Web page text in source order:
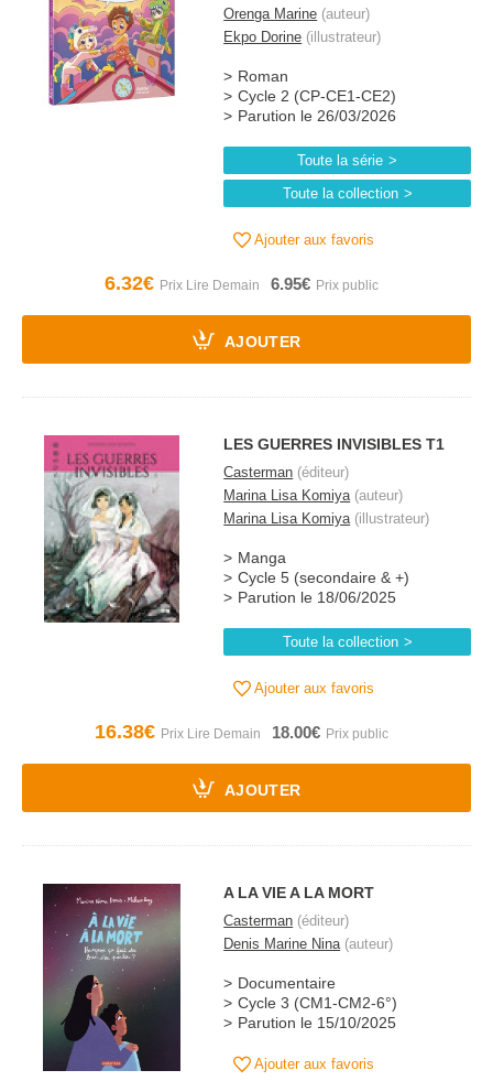
Orenga Marine (auteur)
Ekpo Dorine (illustrateur)
Roman
Cycle 2 (CP-CE1-CE2)
Parution le 26/03/2026
Toute la série
Toute la collection
Ajouter aux favoris
6.32€ 6.95€
AJOUTER
LES GUERRES INVISIBLES T1
Casterman (éditeur)
Marina Lisa Komiya(auteur)
Marina Lisa Komiya(illustrateur)
Manga
Cycle 5 (secondaire & +)
Parution le 18/06/2025
Toute la collection
Ajouter aux favoris
16.38€ 18.00€
AJOUTER
A LA VIE A LA MORT
Casterman (éditeur)
Denis Marine Nina(auteur)
Documentaire
Cycle 3 (CM1-CM2-6°)
Parution le 15/10/2025
Ajouter aux favoris